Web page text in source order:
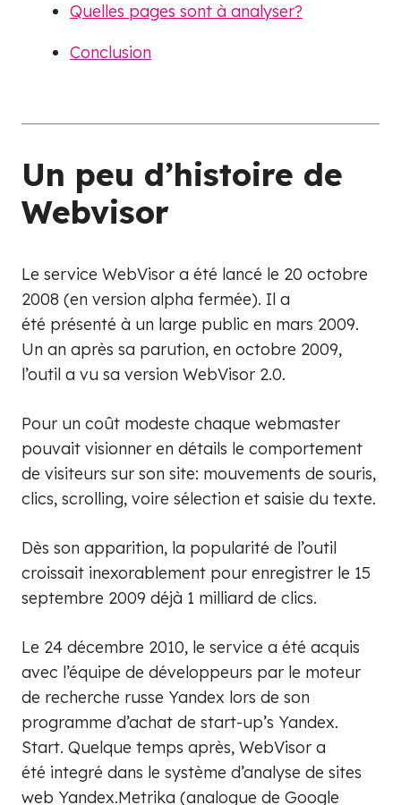
Quelles pages sont à analyser?
Conclusion
Un peu d’histoire de
Webvisor
Le service WebVisor a été lancé le 20 octobre
2008 (en version alpha fermée). Il a
été présenté à un large public en mars 2009.
Un an après sa parution, en octobre 2009,
l’outil a vu sa version WebVisor 2.0.
Pour un coût modeste chaque webmaster
pouvait visionner en détails le comportement
de visiteurs sur son site: mouvements de souris,
clics, scrolling, voire sélection et saisie du texte.
Dès son apparition, la popularité de l’outil
croissait inexorablement pour enregistrer le 15
septembre 2009 déjà 1 milliard de clics.
Le 24 décembre 2010, le service a été acquis
avec l’équipe de développeurs par le moteur
de recherche russe Yandex lors de son
programme d’achat de start-up’s Yandex.
Start. Quelque temps après, WebVisor a
été integré dans le système d’analyse de sites
web Yandex.Metrika (analogue de Google